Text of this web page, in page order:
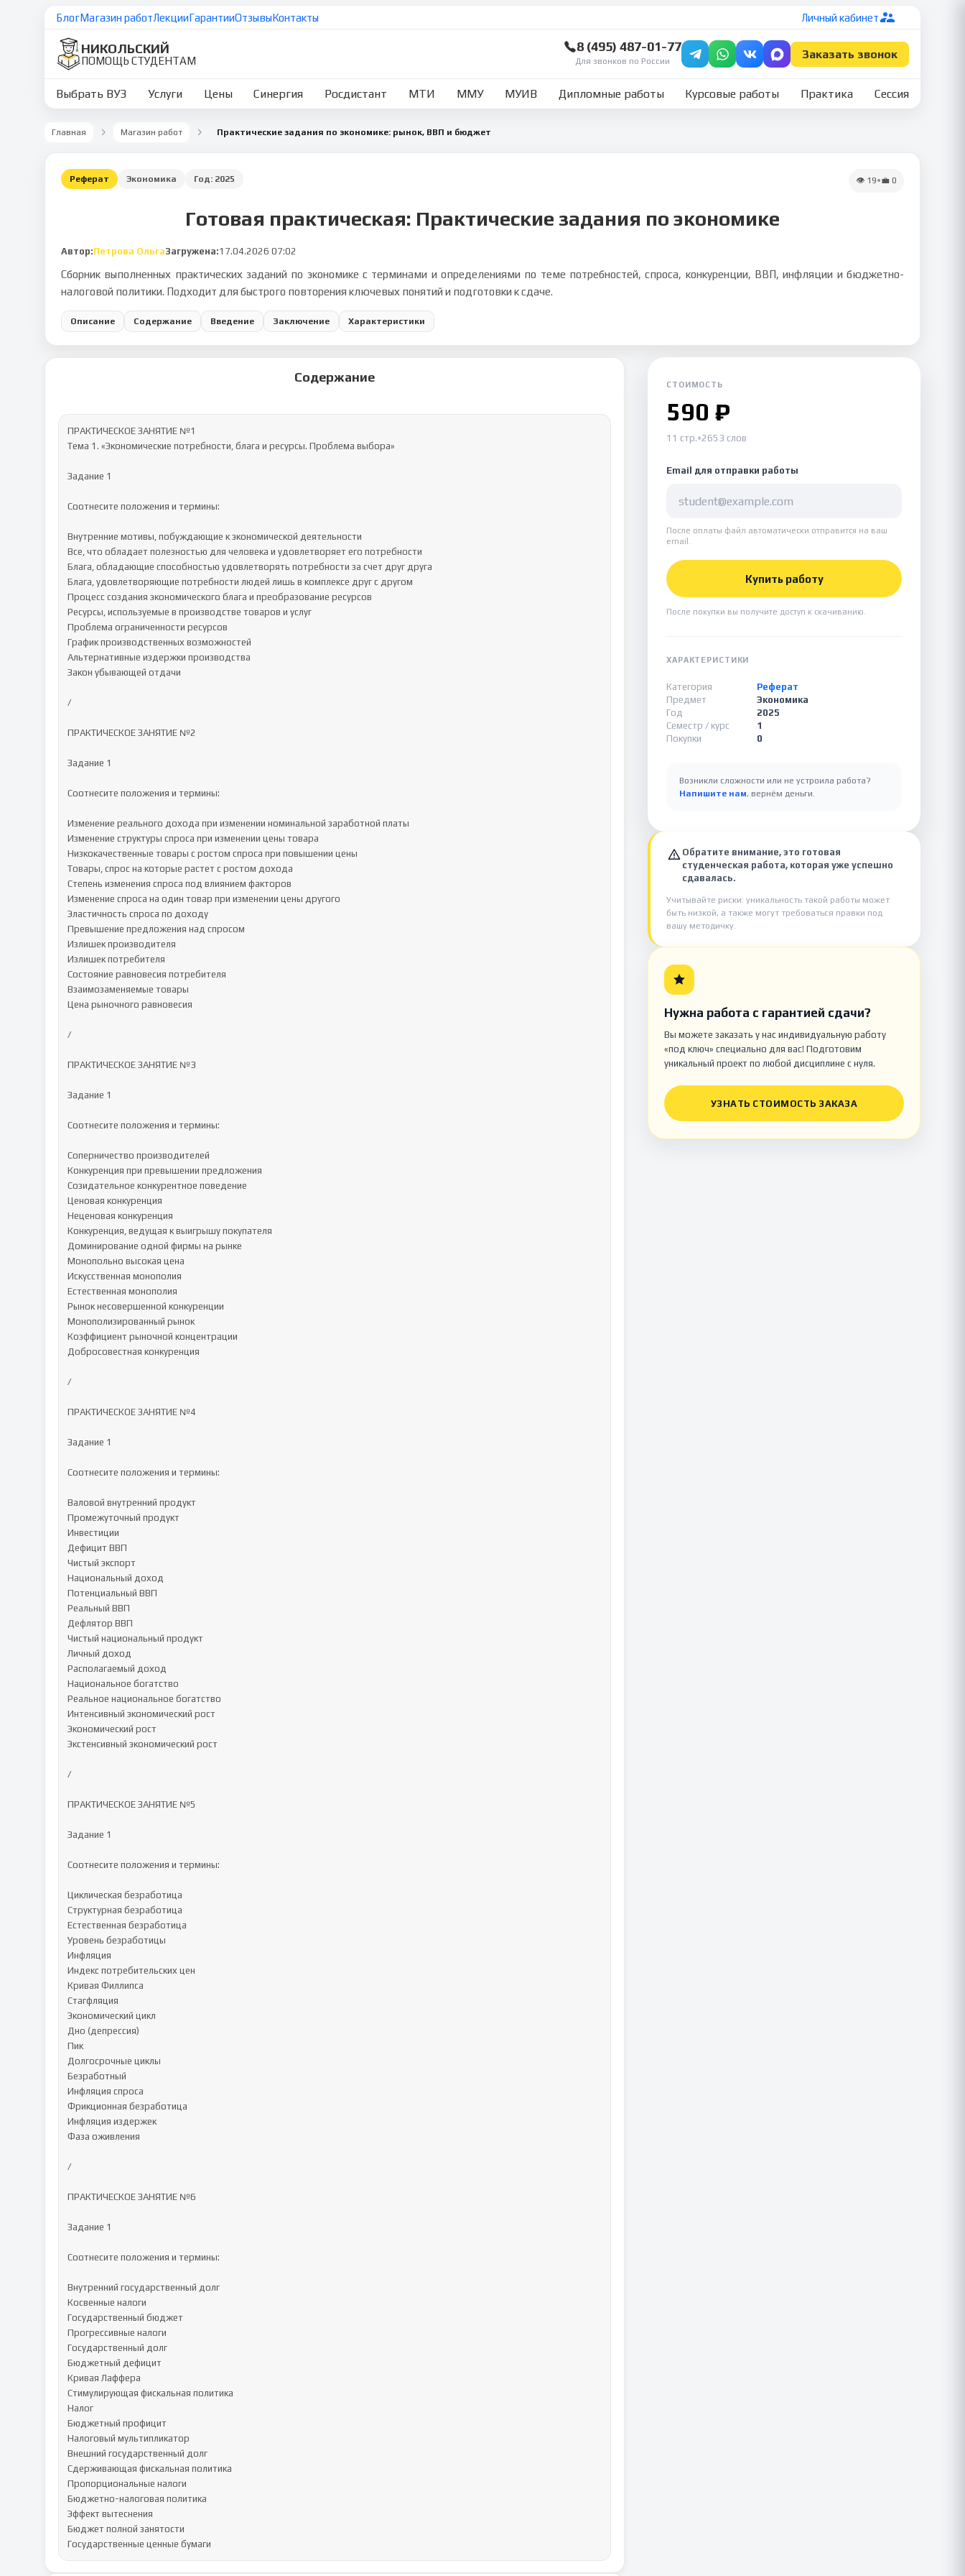
БлогМагазин работЛекцииГарантииОтзывыКонтакты Личный кабинет
НИКОЛЬСКИЙ
ПОМОЩЬ СТУДЕНТАМ
8 (495) 487-01-77
Для звонков по России
Заказать звонок
Выбрать ВУЗ Услуги Цены Синергия Росдистант МТИ ММУ МУИВ Дипломные работы Курсовые работы Практика Сессия
Главная Магазин работ Практические задания по экономике: рынок, ВВП и бюджет
Реферат Экономика Год: 2025 👁 19•💼 0
Готовая практическая: Практические задания по экономике
Автор:Петрова ОльгаЗагружена:17.04.2026 07:02
Сборник выполненных практических заданий по экономике с терминами и определениями по теме потребностей, спроса, конкуренции, ВВП, инфляции и бюджетно-
налоговой политики. Подходит для быстрого повторения ключевых понятий и подготовки к сдаче.
Описание Содержание Введение Заключение Характеристики
Содержание
ПРАКТИЧЕСКОЕ ЗАНЯТИЕ №1
Тема 1. «Экономические потребности, блага и ресурсы. Проблема выбора»
Задание 1
Соотнесите положения и термины:
Внутренние мотивы, побуждающие к экономической деятельности
Все, что обладает полезностью для человека и удовлетворяет его потребности
Блага, обладающие способностью удовлетворять потребности за счет друг друга
Блага, удовлетворяющие потребности людей лишь в комплексе друг с другом
Процесс создания экономического блага и преобразование ресурсов
Ресурсы, используемые в производстве товаров и услуг
Проблема ограниченности ресурсов
График производственных возможностей
Альтернативные издержки производства
Закон убывающей отдачи
/
ПРАКТИЧЕСКОЕ ЗАНЯТИЕ №2
Задание 1
Соотнесите положения и термины:
Изменение реального дохода при изменении номинальной заработной платы
Изменение структуры спроса при изменении цены товара
Низкокачественные товары с ростом спроса при повышении цены
Товары, спрос на которые растет с ростом дохода
Степень изменения спроса под влиянием факторов
Изменение спроса на один товар при изменении цены другого
Эластичность спроса по доходу
Превышение предложения над спросом
Излишек производителя
Излишек потребителя
Состояние равновесия потребителя
Взаимозаменяемые товары
Цена рыночного равновесия
/
ПРАКТИЧЕСКОЕ ЗАНЯТИЕ №3
Задание 1
Соотнесите положения и термины:
Соперничество производителей
Конкуренция при превышении предложения
Созидательное конкурентное поведение
Ценовая конкуренция
Неценовая конкуренция
Конкуренция, ведущая к выигрышу покупателя
Доминирование одной фирмы на рынке
Монопольно высокая цена
Искусственная монополия
Естественная монополия
Рынок несовершенной конкуренции
Монополизированный рынок
Коэффициент рыночной концентрации
Добросовестная конкуренция
/
ПРАКТИЧЕСКОЕ ЗАНЯТИЕ №4
Задание 1
Соотнесите положения и термины:
Валовой внутренний продукт
Промежуточный продукт
Инвестиции
Дефицит ВВП
Чистый экспорт
Национальный доход
Потенциальный ВВП
Реальный ВВП
Дефлятор ВВП
Чистый национальный продукт
Личный доход
Располагаемый доход
Национальное богатство
Реальное национальное богатство
Интенсивный экономический рост
Экономический рост
Экстенсивный экономический рост
/
ПРАКТИЧЕСКОЕ ЗАНЯТИЕ №5
Задание 1
Соотнесите положения и термины:
Циклическая безработица
Структурная безработица
Естественная безработица
Уровень безработицы
Инфляция
Индекс потребительских цен
Кривая Филлипса
Стагфляция
Экономический цикл
Дно (депрессия)
Пик
Долгосрочные циклы
Безработный
Инфляция спроса
Фрикционная безработица
Инфляция издержек
Фаза оживления
/
ПРАКТИЧЕСКОЕ ЗАНЯТИЕ №6
Задание 1
Соотнесите положения и термины:
Внутренний государственный долг
Косвенные налоги
Государственный бюджет
Прогрессивные налоги
Государственный долг
Бюджетный дефицит
Кривая Лаффера
Стимулирующая фискальная политика
Налог
Бюджетный профицит
Налоговый мультипликатор
Внешний государственный долг
Сдерживающая фискальная политика
Пропорциональные налоги
Бюджетно-налоговая политика
Эффект вытеснения
Бюджет полной занятости
Государственные ценные бумаги
СТОИМОСТЬ
590 ₽
11 стр.•2653 слов
Email для отправки работы
После оплаты файл автоматически отправится на ваш
email.
Купить работу
После покупки вы получите доступ к скачиванию.
ХАРАКТЕРИСТИКИ
Категория
Реферат
Предмет
Экономика
Год
2025
Семестр / курс
1
Покупки
0
Возникли сложности или не устроила работа?
Напишите нам, вернём деньги.
Обратите внимание, это готовая
студенческая работа, которая уже успешно
сдавалась.
Учитывайте риски: уникальность такой работы может
быть низкой, а также могут требоваться правки под
вашу методичку.
Нужна работа с гарантией сдачи?
Вы можете заказать у нас индивидуальную работу
«под ключ» специально для вас! Подготовим
уникальный проект по любой дисциплине с нуля.
УЗНАТЬ СТОИМОСТЬ ЗАКАЗА